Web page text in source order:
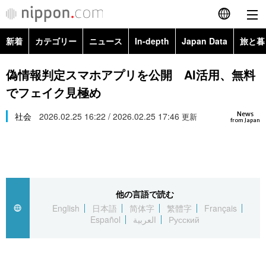
English
简体字
Русский
カテゴリー
経済・ビジネス
国際
トップ
アーカイブ
In-depth
Japan Data
新着 カテゴリー ニュース In-depth Japan Data 旅と
政治・外交
経済・ビジネス
Topics
偽情報判定スマホアプリを公開 AI活用、無料
でフェイク見極め
News
from Japan
社会 2026.02.25 16:22 / 2026.02.25 17:46 更新
他の言語で読む
English
日本語 简体字 繁體字
Français
Español
العربية Русский